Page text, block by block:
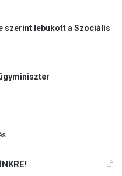
szerint lebukott a Szociális